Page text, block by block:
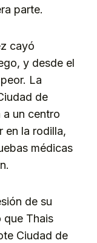
parte.
cayó
y desde el
La
de
un centro
en la rodilla,
médicas
de su
que Thais
Ciudad de